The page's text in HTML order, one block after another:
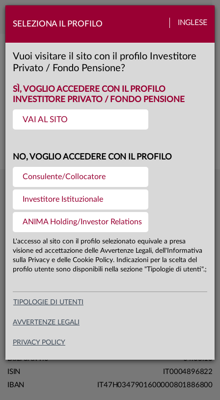
SELEZIONA IL PROFILO INGLESE
Vuoi visitare il sito con il profilo Investitore
Privato / Fondo Pensione?
SÌ, VOGLIO ACCEDERE CON IL PROFILO
INVESTITORE PRIVATO / FONDO PENSIONE
VAI AL SITO
NO, VOGLIO ACCEDERE CON IL PROFILO
Consulente/Collocatore
Investitore Istituzionale
ANIMA Holding/Investor Relations
L'accesso al sito con il profilo selezionato equivale a presa
visione ed accettazione delle Avvertenze Legali, dell'Informativa
sulla Privacy e delle Cookie Policy. Indicazioni per la scelta del
profilo utente sono disponibili nella sezione "Tipologie di utenti".;
TIPOLOGIE DI UTENTI
AVVERTENZE LEGALI
PRIVACY POLICY
Toggle
Anima Tricolore
Classe: F
Questa è una comunicazione di marketing. Si prega di consultare il prospetto e
Ultima quota
04.08.26
Patrimonio fondo 31.07.26
Patrimonio classe F 31.07.26
Carta di identità
Linea
Mercati
Sistema
Macrocategoria
Domicilio
Data di avvio
04.03.13
ISIN
IT0004896822
IBAN
IT47H0347901600000801886800